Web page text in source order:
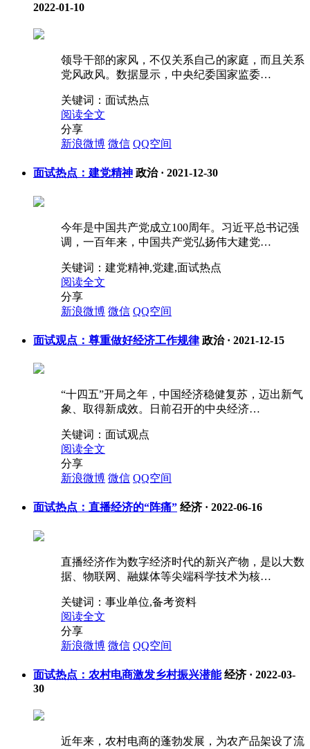
2022-01-10
领导干部的家风，不仅关系自己的家庭，而且关系
党风政风。数据显示，中央纪委国家监委…
关键词： 面试热点
阅读全文
分享
新浪微博 微信 QQ空间
面试热点：建党精神 政治· 2021-12-30
今年是中国共产党成立100周年。习近平总书记强
调，一百年来，中国共产党弘扬伟大建党…
关键词： 建党精神,党建,面试热点
阅读全文
分享
新浪微博 微信 QQ空间
面试观点：尊重做好经济工作规律 政治· 2021-12-15
“十四五”开局之年，中国经济稳健复苏，迈出新气
象、取得新成效。日前召开的中央经济…
关键词： 面试观点
阅读全文
分享
新浪微博 微信 QQ空间
面试热点：直播经济的“阵痛” 经济 · 2022-06-16
直播经济作为数字经济时代的新兴产物，是以大数
据、物联网、融媒体等尖端科学技术为核…
关键词： 事业单位,备考资料
阅读全文
分享
新浪微博 微信 QQ空间
面试热点：农村电商激发乡村振兴潜能 经济· 2022-03-
30
近年来，农村电商的蓬勃发展，为农产品架设了流